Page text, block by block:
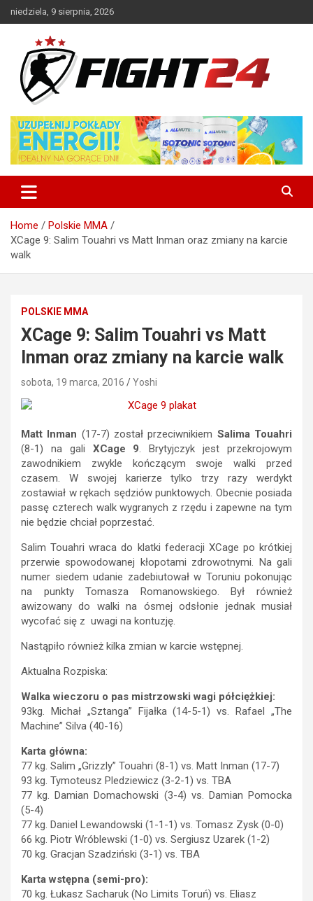
Skip
to
niedziela, 9 sierpnia, 2026
FIGHT24.PL – MMA i K-1, UFC
Home
Polskie MMA
XCage 9: Salim Touahri vs Matt Inman oraz zmiany na karcie
walk
POLSKIE MMA
XCage 9: Salim Touahri vs Matt
Inman oraz zmiany na karcie walk
sobota, 19 marca, 2016 Yoshi
Matt Inman (17-7) został przeciwnikiem Salima Touahri
(8-1) na gali XCage 9. Brytyjczyk jest przekrojowym
zawodnikiem zwykle kończącym swoje walki przed
czasem. W swojej karierze tylko trzy razy werdykt
zostawiał w rękach sędziów punktowych. Obecnie posiada
passę czterech walk wygranych z rzędu i zapewne na tym
nie będzie chciał poprzestać.
Salim Touahri wraca do klatki federacji XCage po krótkiej
przerwie spowodowanej kłopotami zdrowotnymi. Na gali
numer siedem udanie zadebiutował w Toruniu pokonując
na punkty Tomasza Romanowskiego. Był również
awizowany do walki na ósmej odsłonie jednak musiał
wycofać się z uwagi na kontuzję.
Nastąpiło również kilka zmian w karcie wstępnej.
Aktualna Rozpiska:
Walka wieczoru o pas mistrzowski wagi półciężkiej:
93kg. Michał „Sztanga” Fijałka (14-5-1) vs. Rafael „The
Machine” Silva (40-16)
Karta główna:
77 kg. Salim „Grizzly” Touahri (8-1) vs. Matt Inman (17-7)
93 kg. Tymoteusz Pledziewicz (3-2-1) vs. TBA
77 kg. Damian Domachowski (3-4) vs. Damian Pomocka
(5-4)
77 kg. Daniel Lewandowski (1-1-1) vs. Tomasz Zysk (0-0)
66 kg. Piotr Wróblewski (1-0) vs. Sergiusz Uzarek (1-2)
70 kg. Gracjan Szadziński (3-1) vs. TBA
Karta wstępna (semi-pro):
70 kg. Łukasz Sacharuk (No Limits Toruń) vs. Eliasz